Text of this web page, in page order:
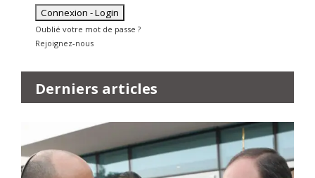
Oublié votre mot de passe ?
Rejoignez-nous
Derniers articles